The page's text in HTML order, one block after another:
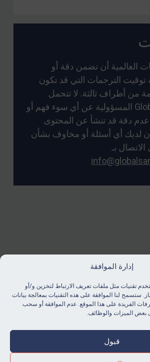
إدارة الموافقة
تقنيات مثل ملفات تعريف الارتباط لتخزين و/أو
ستسمح لنا الموافقة على هذه التقنيات بمعالجة بيانات
الفريدة على هذا الموقع. عدم الموافقة أو سحب
بعض الميزات والوظائف.
قبول
العالمية أن تضمن دقة أو
توقيت الترجمات التي قد تكون
من أطراف ثالثة. لا تتحمل
Global Sanctions المسؤولية عن أي سوء فهم أو
دقة قد تنشأ عن المحتوى
لديك أي أسئلة أو مخاوف بشأن
بـ
أخبارنا ومواردنا.